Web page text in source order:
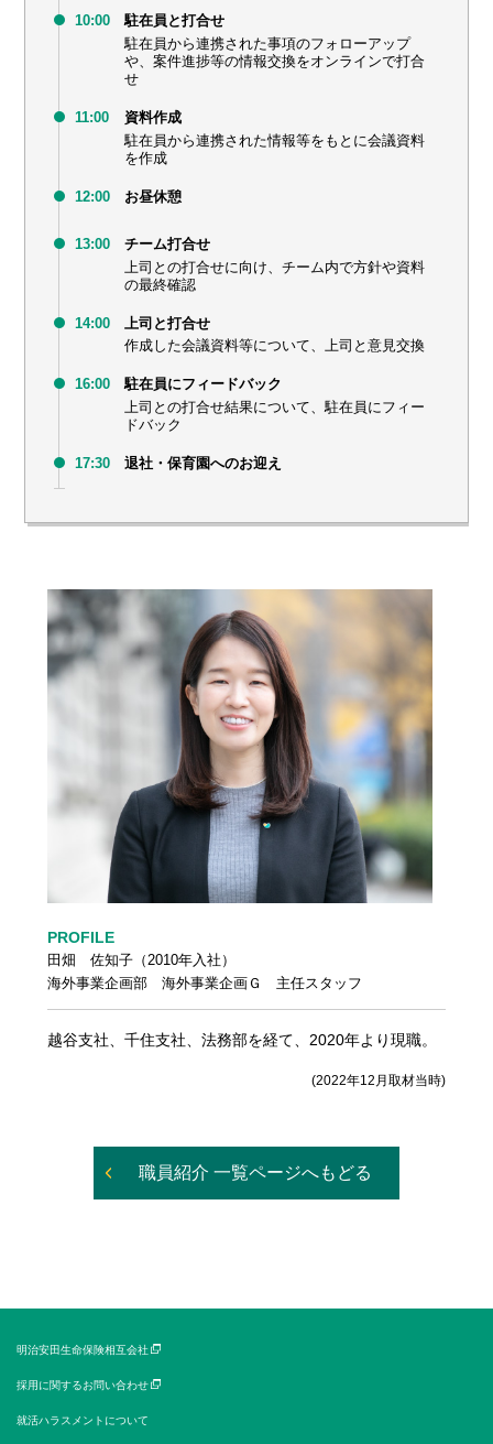
10:00
駐在員と打合せ
駐在員から連携された事項のフォローアップ
や、案件進捗等の情報交換をオンラインで打合
せ
11:00
資料作成
駐在員から連携された情報等をもとに会議資料
を作成
12:00 お昼休憩
13:00
チーム打合せ
上司との打合せに向け、チーム内で方針や資料
の最終確認
14:00
上司と打合せ
作成した会議資料等について、上司と意見交換
16:00
駐在員にフィードバック
上司との打合せ結果について、駐在員にフィー
ドバック
17:30 退社・保育園へのお迎え
PROFILE
田畑 佐知子（2010年入社）
海外事業企画部 海外事業企画Ｇ 主任スタッフ
越谷支社、千住支社、法務部を経て、2020年より現職。
(2022年12月取材当時)
職員紹介 一覧ページへもどる
明治安田生命保険相互会社
採用に関するお問い合わせ
就活ハラスメントについて